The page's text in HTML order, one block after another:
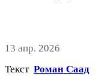
13 апр. 2026
Текст Роман Саад